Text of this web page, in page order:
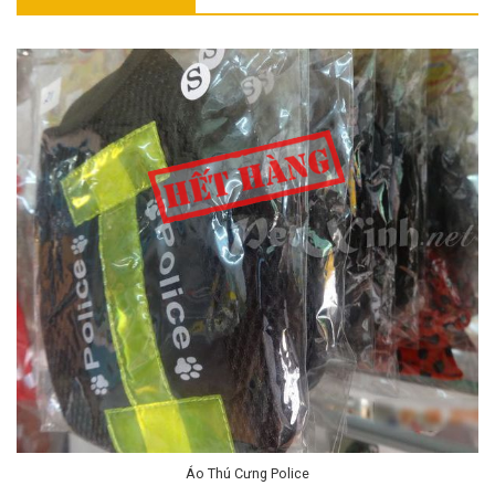
Áo Thú Cưng Police
Liên Hệ